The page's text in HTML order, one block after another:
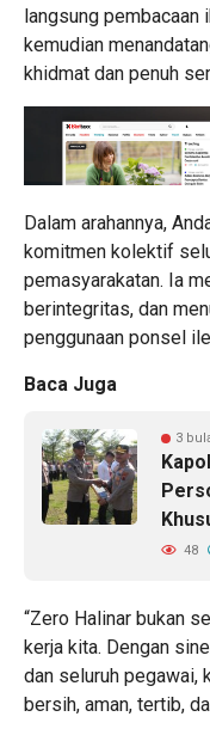
langsung pembacaan
kemudian
khidmat dan penuh
Dalam arahannya,
komitmen kolektif
pemasyarakatan. Ia
berintegritas, dan
penggunaan ponsel
Baca Juga
3
48
“Zero Halinar bukan
kerja kita. Dengan
dan seluruh pegawai,
bersih, aman, tertib,